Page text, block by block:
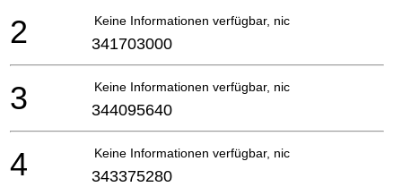
Keine Informationen verfügbar, nicht bestellbar
2 341703000
Keine Informationen verfügbar, nicht bestellbar
3 344095640
Keine Informationen verfügbar, nicht bestellbar
4 343375280